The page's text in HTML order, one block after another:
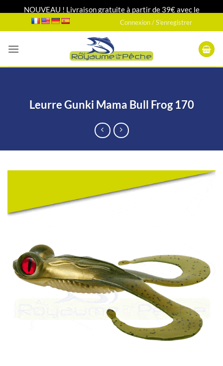
NOUVEAU ! Livraison gratuite à partir de 39€ avec le
transporteur DPD relais 24H/48H
au
contenu
Connexion / S’enregistrer
Leurre Gunki Mama Bull Frog 170